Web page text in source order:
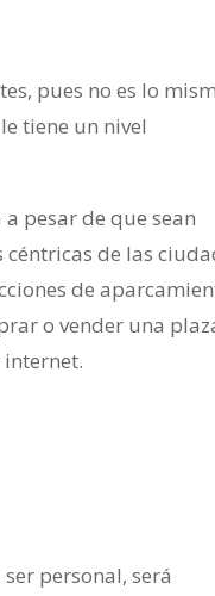
pues no es lo
tiene un nivel
pesar de que sean
de las
de
o vender una
personal, será